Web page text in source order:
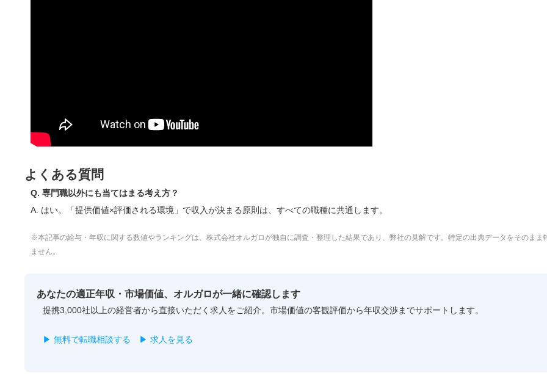
よくある質問
Q. 専門職以外にも当てはまる考え方？
A. はい。「提供価値×評価される環境」で収入が決まる原則は、すべての職種に共通します。
※本記事の給与・年収に関する数値やランキングは、株式会社オルガロが独自に調査・整理した結果であり、弊社の見解です。特定の出典データをそのまま
ません。
あなたの適正年収・市場価値、オルガロが一緒に確認します
提携3,000社以上の経営者から直接いただく求人をご紹介。市場価値の客観評価から年収交渉までサポートします。
▶ 無料で転職相談する ▶ 求人を見る